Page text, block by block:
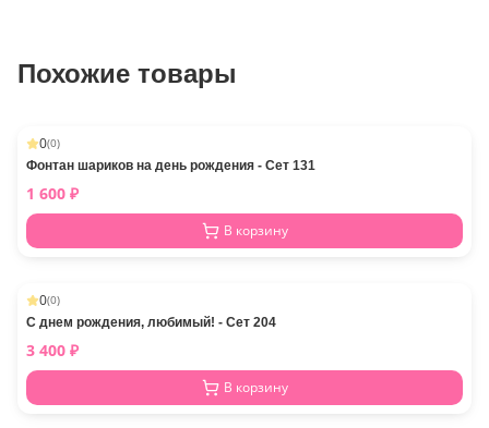
Похожие товары
0(0)
Фонтан шариков на день рождения - Сет 131
1 600 ₽
В корзину
0(0)
С днем рождения, любимый! - Сет 204
3 400 ₽
В корзину